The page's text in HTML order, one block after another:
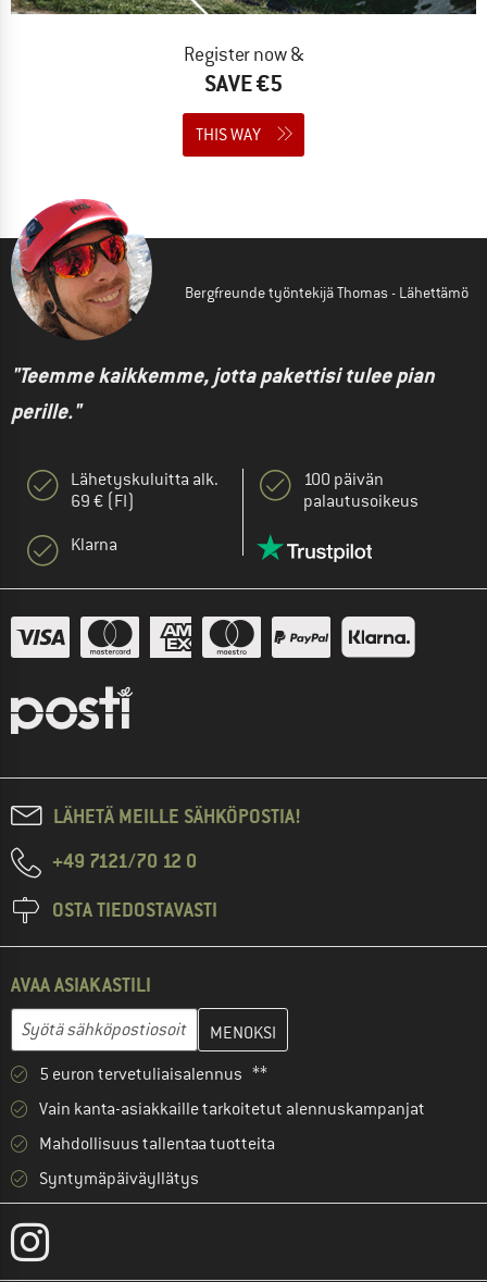
Register now &
SAVE €5
THIS WAY
Bergfreunde työntekijä Thomas - Lähettämö
"Teemme kaikkemme, jotta pakettisi tulee pian
perille."
Lähetyskuluitta alk.
69 € (FI)
Klarna
100 päivän
palautusoikeus
LÄHETÄ MEILLE SÄHKÖPOSTIA!
+49 7121/70 12 0
OSTA TIEDOSTAVASTI
AVAA ASIAKASTILI
Sähköpostiosoite
Anna sähköpostiosoitteesi ja luo seuraavassa vaiheessa
5 euron tervetuliaisalennus **
Vain kanta-asiakkaille tarkoitetut alennuskampanjat
Mahdollisuus tallentaa tuotteita
Syntymäpäiväyllätys